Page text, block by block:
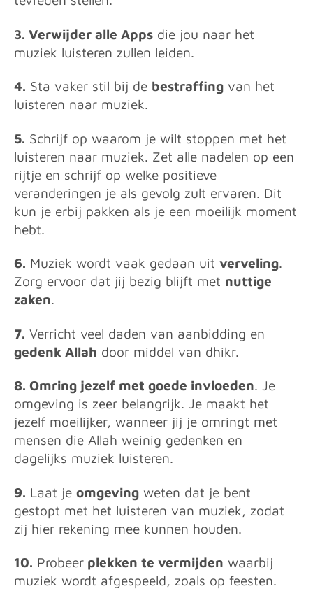
3. Verwijder alle Apps die jou naar het
muziek luisteren zullen leiden.
4. Sta vaker stil bij de bestraffing van het
luisteren naar muziek.
5. Schrijf op waarom je wilt stoppen met het
luisteren naar muziek. Zet alle nadelen op een
rijtje en schrijf op welke positieve
veranderingen je als gevolg zult ervaren. Dit
kun je erbij pakken als je een moeilijk moment
hebt.
6. Muziek wordt vaak gedaan uit verveling.
Zorg ervoor dat jij bezig blijft met nuttige
zaken.
7. Verricht veel daden van aanbidding en
gedenk Allah door middel van dhikr.
8. Omring jezelf met goede invloeden. Je
omgeving is zeer belangrijk. Je maakt het
jezelf moeilijker, wanneer jij je omringt met
mensen die Allah weinig gedenken en
dagelijks muziek luisteren.
9. Laat je omgeving weten dat je bent
gestopt met het luisteren van muziek, zodat
zij hier rekening mee kunnen houden.
10. Probeer plekken te vermijden waarbij
muziek wordt afgespeeld, zoals op feesten.